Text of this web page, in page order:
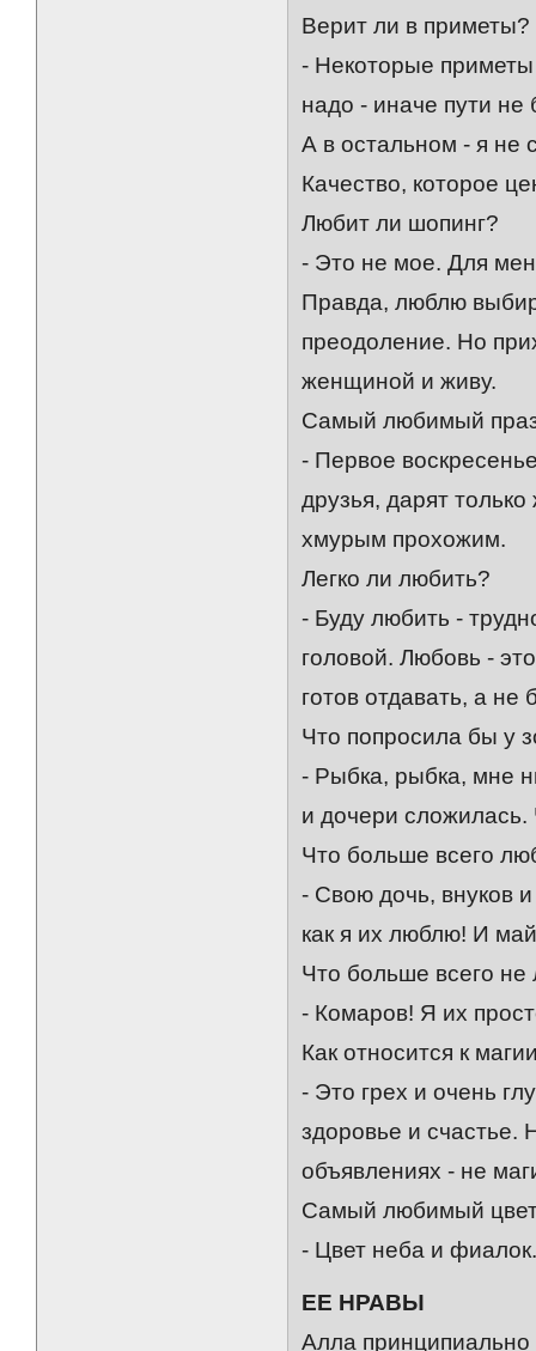
Верит ли в приметы?
- Некоторые
надо - иначе пути не
А в остальном - я не
Качество, которое
Любит ли шопинг?
- Это не мое. Для
Правда, люблю
преодоление. Но
женщиной и живу.
Самый любимый
- Первое
друзья, дарят
хмурым прохожим.
Легко ли любить?
- Буду любить -
головой. Любовь -
готов отдавать, а не
Что попросила бы у
- Рыбка, рыбка, мне
и дочери
Что больше всего
- Свою дочь, внуков
как я их люблю! И
Что больше всего не
- Комаров! Я их
Как относится к
- Это грех и очень
здоровье и счастье.
объявлениях - не
Самый любимый
- Цвет неба и
ЕЕ НРАВЫ
Алла